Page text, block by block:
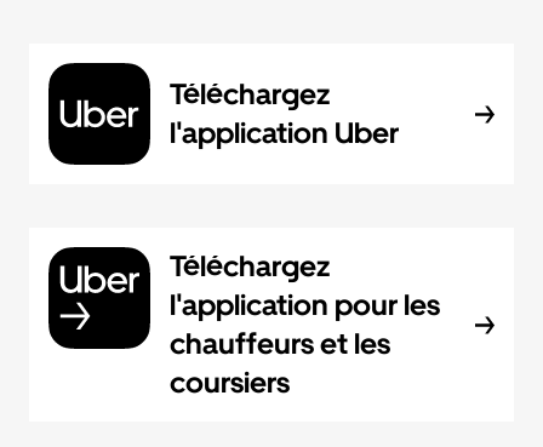
Téléchargez
l'application Uber
Téléchargez
l'application pour les
chauffeurs et les
coursiers